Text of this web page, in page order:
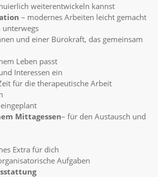
weiterentwickeln kannst
– modernes Arbeiten leicht gemacht
und einer Bürokraft, das gemeinsam
Leben passt
Interessen ein
für die therapeutische Arbeit
Mittagessen– für den Austausch und
Extra für dich
Aufgaben